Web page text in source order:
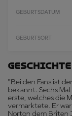
GEBURTSDATUM
GEBURTSORT
Geschichte
"Bei den Fans ist
bekannt. Sechs
erste, welches die
vermarktete. Er
Norton dem Briten